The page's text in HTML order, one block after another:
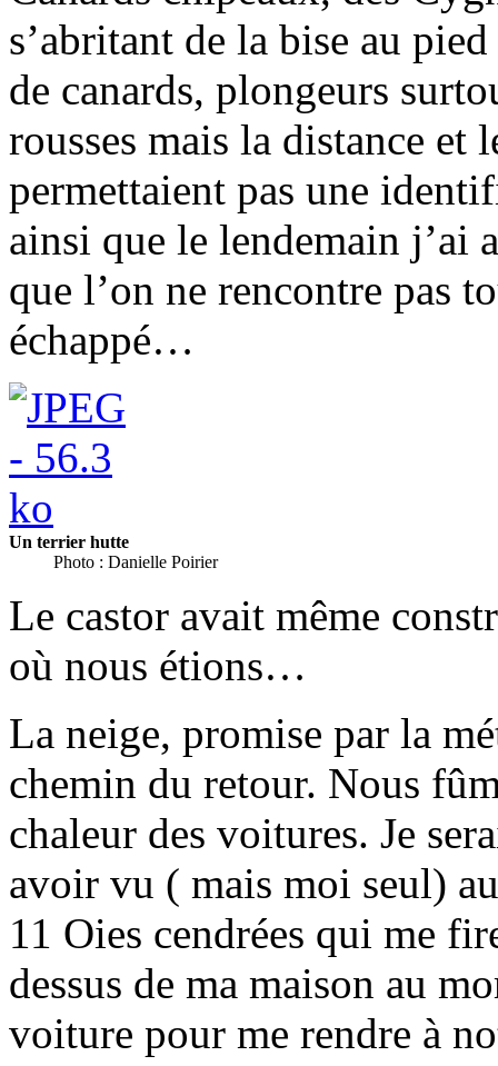
s’abritant de la bise au
de canards, plongeurs
rousses mais la distance et
permettaient pas une
ainsi que le lendemain j’ai
que l’on ne rencontre pas
échappé…
Un terrier hutte
Photo : Danielle Poirier
Le castor avait même
où nous étions…
La neige, promise par la
chemin du retour. Nous
chaleur des voitures. Je
avoir vu ( mais moi seul)
11 Oies cendrées qui me
dessus de ma maison au
voiture pour me rendre à